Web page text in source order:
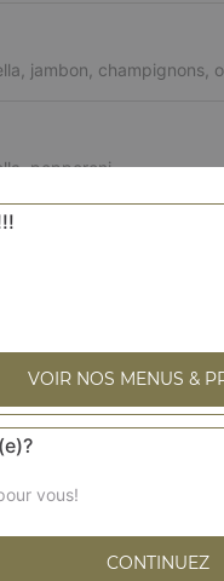
jambon, champignons,
pepperoni
chorizo, poivrons, maïs,
kebab, poivrons,
thon, oignons,
VOIR NOS MENUS &
vous!
CONTINUEZ